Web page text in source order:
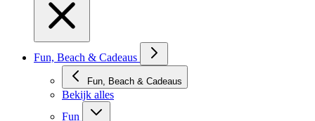
Fun, Beach & Cadeaus
Fun, Beach & Cadeaus
Bekijk alles
Fun